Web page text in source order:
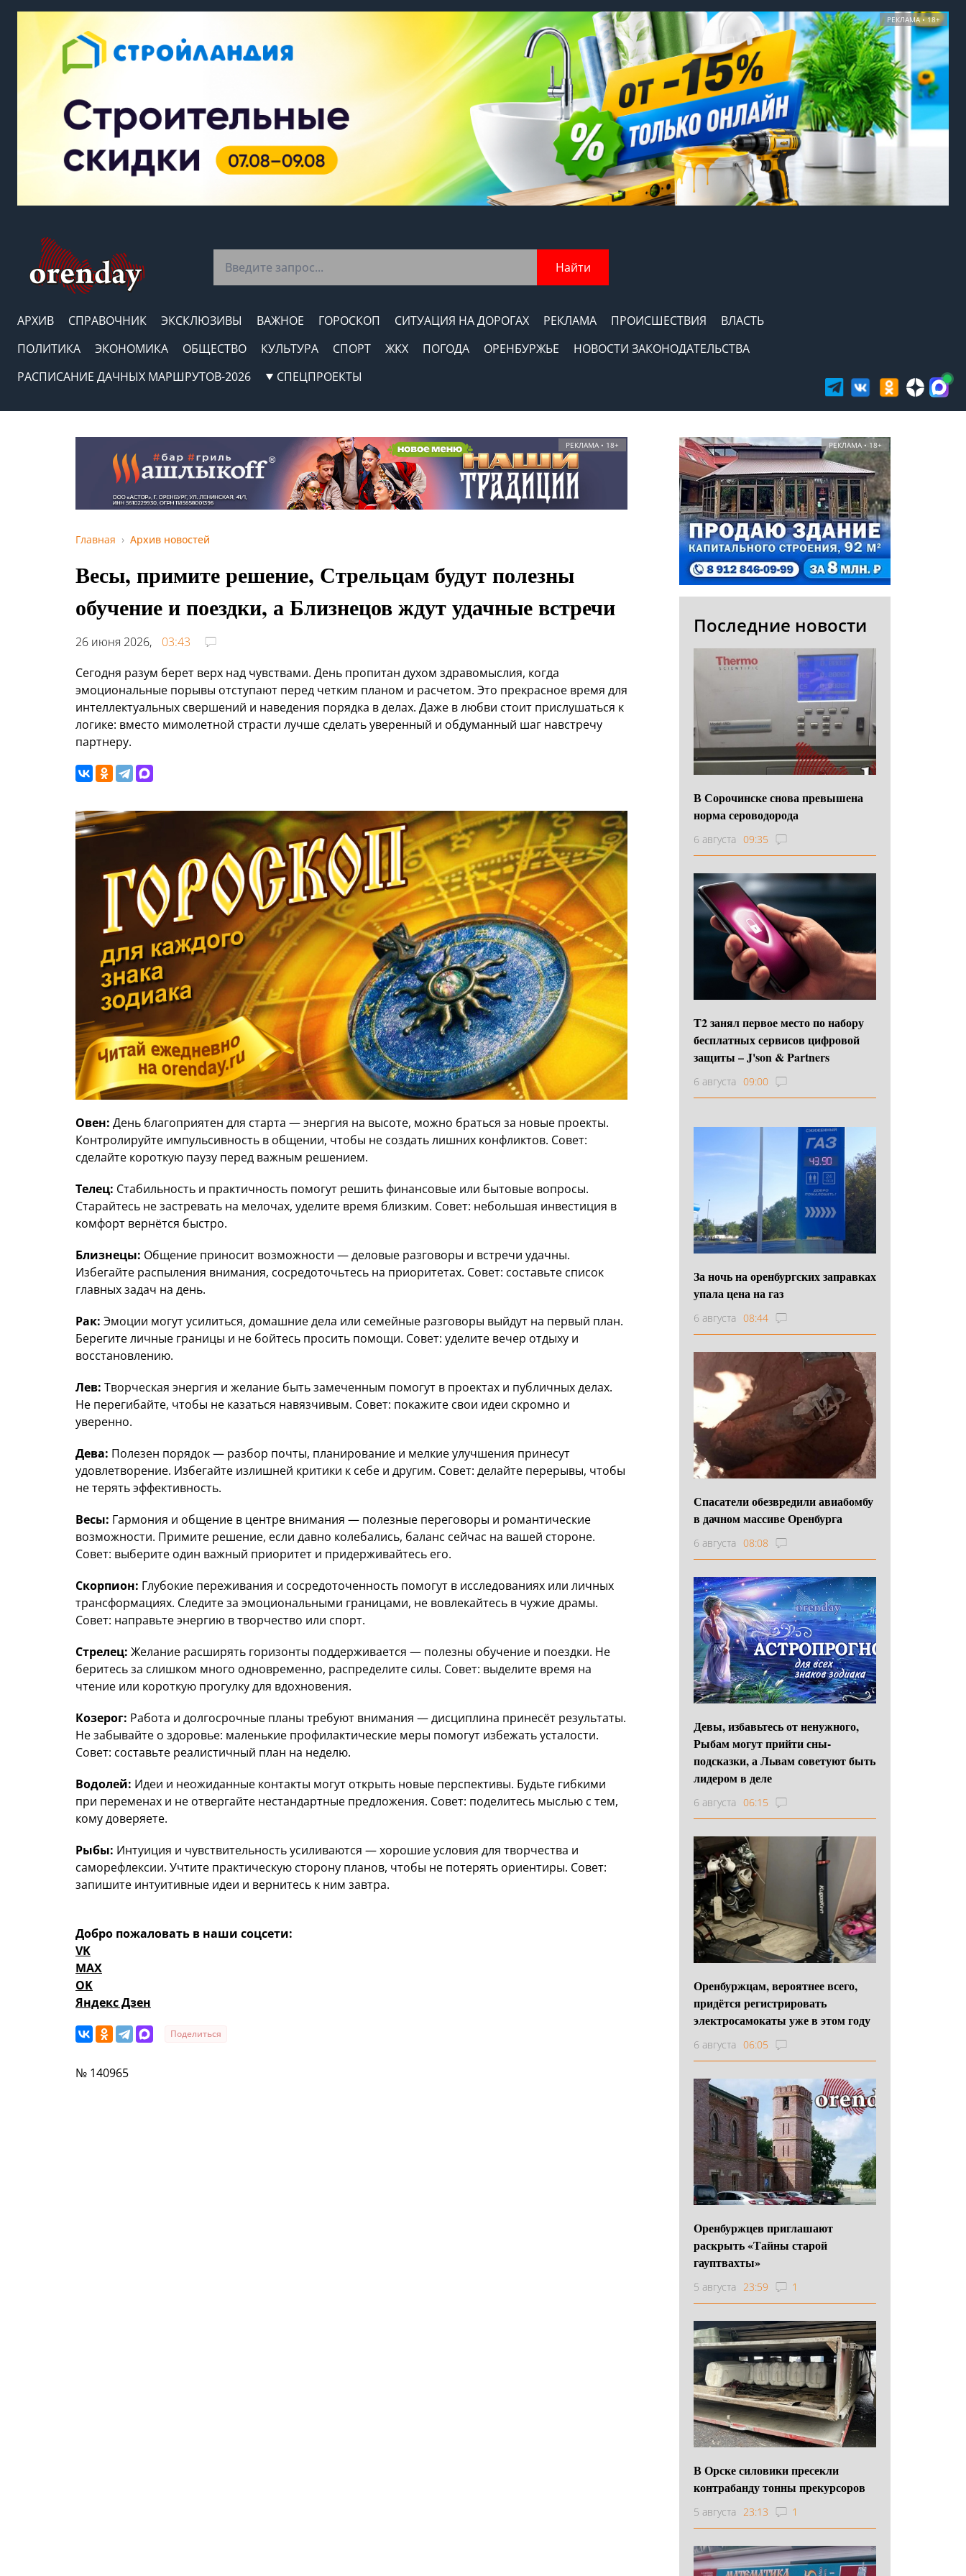
РЕКЛАМА • 18+
Найти
АРХИВ СПРАВОЧНИК ЭКСКЛЮЗИВЫ ВАЖНОЕ ГОРОСКОП СИТУАЦИЯ НА ДОРОГАХ РЕКЛАМА ПРОИСШЕСТВИЯ
ВЛАСТЬ
ПОЛИТИКА
ЭКОНОМИКА ОБЩЕСТВО КУЛЬТУРА СПОРТ ЖКХ ПОГОДА ОРЕНБУРЖЬЕ
НОВОСТИ ЗАКОНОДАТЕЛЬСТВА
РАСПИСАНИЕ ДАЧНЫХ МАРШРУТОВ-2026
СПЕЦПРОЕКТЫ
РЕКЛАМА • 18+
Главная Архив новостей
Весы, примите решение, Стрельцам будут полезны
обучение и поездки, а Близнецов ждут удачные встречи
26 июня 2026,
03:43
Сегодня разум берет верх над чувствами. День пропитан духом здравомыслия, когда
эмоциональные порывы отступают перед четким планом и расчетом. Это прекрасное время для
интеллектуальных свершений и наведения порядка в делах. Даже в любви стоит прислушаться к
логике: вместо мимолетной страсти лучше сделать уверенный и обдуманный шаг навстречу
партнеру.
Овен: День благоприятен для старта — энергия на высоте, можно браться за новые проекты.
Контролируйте импульсивность в общении, чтобы не создать лишних конфликтов. Совет:
сделайте короткую паузу перед важным решением.
Телец: Стабильность и практичность помогут решить финансовые или бытовые вопросы.
Старайтесь не застревать на мелочах, уделите время близким. Совет: небольшая инвестиция в
комфорт вернётся быстро.
Близнецы: Общение приносит возможности — деловые разговоры и встречи удачны.
Избегайте распыления внимания, сосредоточьтесь на приоритетах. Совет: составьте список
главных задач на день.
Рак: Эмоции могут усилиться, домашние дела или семейные разговоры выйдут на первый план.
Берегите личные границы и не бойтесь просить помощи. Совет: уделите вечер отдыху и
восстановлению.
Лев: Творческая энергия и желание быть замеченным помогут в проектах и публичных делах.
Не перегибайте, чтобы не казаться навязчивым. Совет: покажите свои идеи скромно и
уверенно.
Дева: Полезен порядок — разбор почты, планирование и мелкие улучшения принесут
удовлетворение. Избегайте излишней критики к себе и другим. Совет: делайте перерывы, чтобы
не терять эффективность.
Весы: Гармония и общение в центре внимания — полезные переговоры и романтические
возможности. Примите решение, если давно колебались, баланс сейчас на вашей стороне.
Совет: выберите один важный приоритет и придерживайтесь его.
Скорпион: Глубокие переживания и сосредоточенность помогут в исследованиях или личных
трансформациях. Следите за эмоциональными границами, не вовлекайтесь в чужие драмы.
Совет: направьте энергию в творчество или спорт.
Стрелец: Желание расширять горизонты поддерживается — полезны обучение и поездки. Не
беритесь за слишком много одновременно, распределите силы. Совет: выделите время на
чтение или короткую прогулку для вдохновения.
Козерог: Работа и долгосрочные планы требуют внимания — дисциплина принесёт результаты.
Не забывайте о здоровье: маленькие профилактические меры помогут избежать усталости.
Совет: составьте реалистичный план на неделю.
Водолей: Идеи и неожиданные контакты могут открыть новые перспективы. Будьте гибкими
при переменах и не отвергайте нестандартные предложения. Совет: поделитесь мыслью с тем,
кому доверяете.
Рыбы: Интуиция и чувствительность усиливаются — хорошие условия для творчества и
саморефлексии. Учтите практическую сторону планов, чтобы не потерять ориентиры. Совет:
запишите интуитивные идеи и вернитесь к ним завтра.
Добро пожаловать в наши соцсети:
VK
MAX
OK
Яндекс Дзен
Поделиться
№ 140965
РЕКЛАМА • 18+
Последние новости
В Сорочинске снова превышена
норма сероводорода
6 августа 09:35
Т2 занял первое место по набору
бесплатных сервисов цифровой
защиты – J'son & Partners
6 августа 09:00
За ночь на оренбургских заправках
упала цена на газ
6 августа 08:44
Спасатели обезвредили авиабомбу
в дачном массиве Оренбурга
6 августа 08:08
Девы, избавьтесь от ненужного,
Рыбам могут прийти сны-
подсказки, а Львам советуют быть
лидером в деле
6 августа 06:15
Оренбуржцам, вероятнее всего,
придётся регистрировать
электросамокаты уже в этом году
6 августа 06:05
Оренбуржцев приглашают
раскрыть «Тайны старой
гауптвахты»
5 августа 23:59 1
В Орске силовики пресекли
контрабанду тонны прекурсоров
5 августа 23:13 1